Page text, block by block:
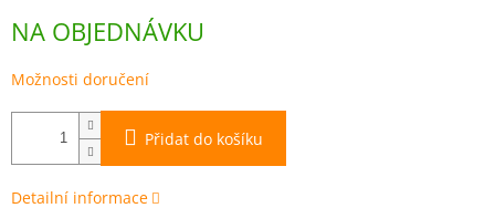
cena:
NA OBJEDNÁVKU
Možnosti doručení
Přidat do košíku
Detailní informace